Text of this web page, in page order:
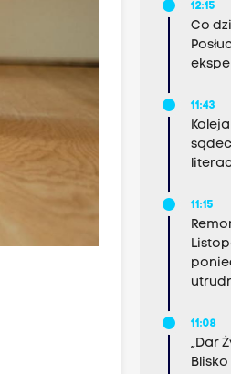
12:15
Co
11:43
11:15
11:08
„Dar